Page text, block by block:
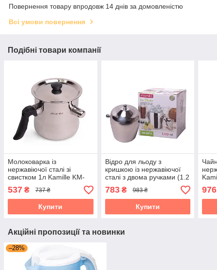
Повернення товару впродовж 14 днів за домовленістю
Всі умови повернення
Подібні товари компанії
Молоковарка із
нержавіючої сталі зі
свистком 1л Kamille KM-
5840
537 ₴ 737 ₴
Купити
Відро для льоду з
кришкою із нержавіючої
сталі з двома ручками (1.2
л) Kamille KM-4355
783₴ 983 ₴
Купити
976
Акційні пропозиції та новинки
–28%